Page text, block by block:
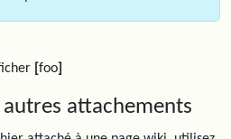
foo
attachements